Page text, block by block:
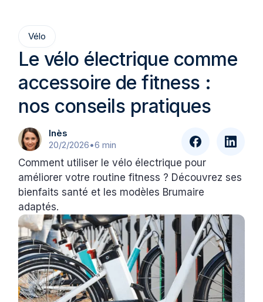
Vélo
Le vélo électrique comme
accessoire de fitness :
nos conseils pratiques
Inès
20/2/2026•6 min
Comment utiliser le vélo électrique pour
améliorer votre routine fitness ? Découvrez ses
bienfaits santé et les modèles Brumaire
adaptés.